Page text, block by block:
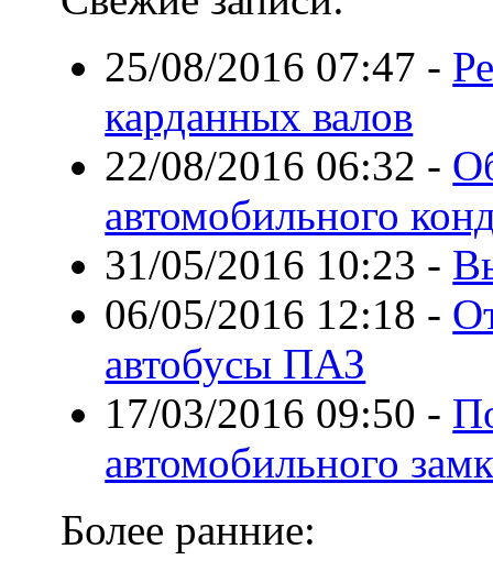
25/08/2016 07:47 -
карданных валов
22/08/2016 06:32 -
автомобильного
31/05/2016 10:23 -
06/05/2016 12:18 -
автобусы ПАЗ
17/03/2016 09:50 -
автомобильного
Более ранние: